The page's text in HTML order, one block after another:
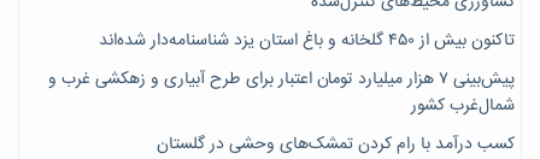
تاکنون بیش از ۴۵۰ گلخانه و باغ استان یزد شناسنامه‌دار شده‌اند
پیش‌بینی ۷‌ هزار میلیارد تومان اعتبار برای طرح آبیاری و زهکشی غرب و
شمال‌غرب کشور
کسب درآمد با رام کردن تمشک‌های وحشی در گلستان